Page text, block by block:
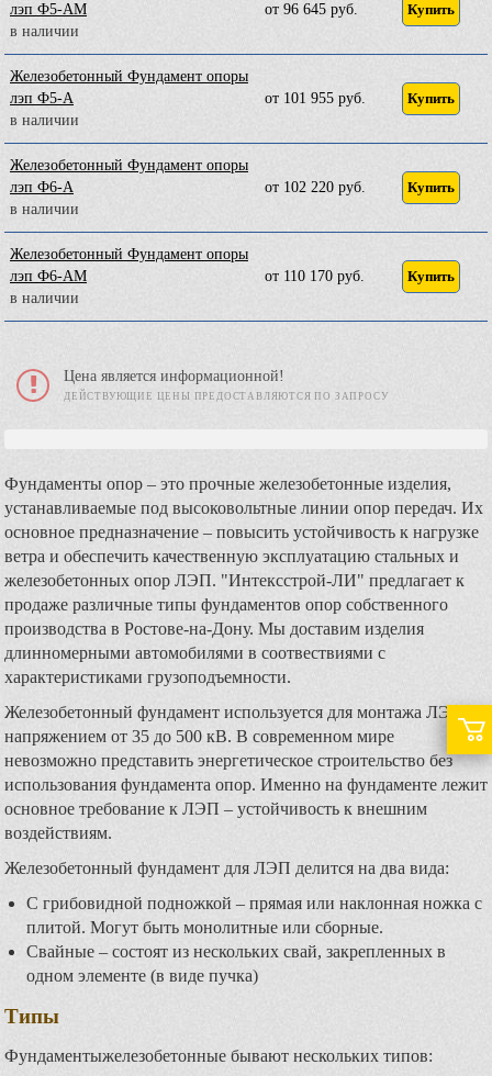
лэп Ф5-АМ
в наличии
от 96 645 руб. Купить
Железобетонный Фундамент опоры
лэп Ф5-А
в наличии
от 101 955 руб. Купить
Железобетонный Фундамент опоры
лэп Ф6-А
в наличии
от 102 220 руб. Купить
Железобетонный Фундамент опоры
лэп Ф6-АМ
в наличии
от 110 170 руб. Купить
Цена является информационной!
ДЕЙСТВУЮЩИЕ ЦЕНЫ ПРЕДОСТАВЛЯЮТСЯ ПО ЗАПРОСУ
Фундаменты опор – это прочные железобетонные изделия,
устанавливаемые под высоковольтные линии опор передач. Их
основное предназначение – повысить устойчивость к нагрузке
ветра и обеспечить качественную эксплуатацию стальных и
железобетонных опор ЛЭП. "Интексстрой-ЛИ" предлагает к
продаже различные типы фундаментов опор собственного
производства в Ростове-на-Дону. Мы доставим изделия
длинномерными автомобилями в соотвествиями с
характеристиками грузоподъемности.
Железобетонный фундамент используется для монтажа ЛЭП
напряжением от 35 до 500 кВ. В современном мире
невозможно представить энергетическое строительство без
использования фундамента опор. Именно на фундаменте лежит
основное требование к ЛЭП – устойчивость к внешним
воздействиям.
Железобетонный фундамент для ЛЭП делится на два вида:
С грибовидной подножкой – прямая или наклонная ножка с
плитой. Могут быть монолитные или сборные.
Свайные – состоят из нескольких свай, закрепленных в
одном элементе (в виде пучка)
Типы
Фундаментыжелезобетонные бывают нескольких типов: